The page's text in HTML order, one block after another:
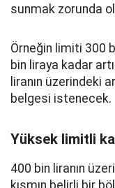
sunmak zorunda
Örneğin limiti 300
bin liraya kadar
liranın üzerindeki
belgesi istenecek.
Yüksek limitli
400 bin liranın
kısmın belirli bir